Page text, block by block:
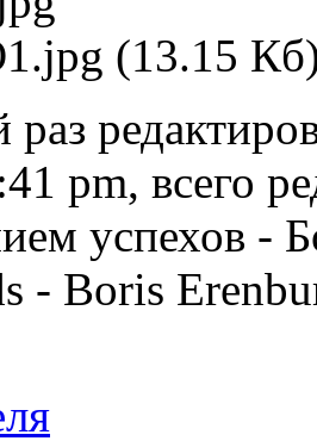
(13.15
pm, всего
успехов -
- Boris